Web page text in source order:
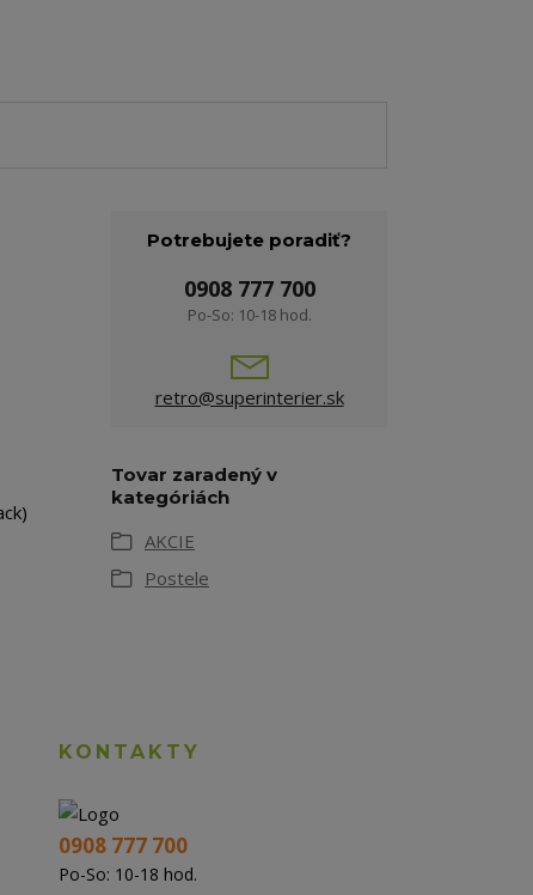
Potrebujete poradiť?
0908 777 700
Po-So: 10-18 hod.
retro@superinterier.sk
Tovar zaradený v
kategóriách
AKCIE
Postele
KONTAKTY
0908 777 700
Po-So: 10-18 hod.